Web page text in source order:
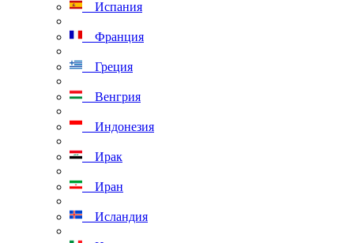
Испания
Франция
Греция
Венгрия
Индонезия
Ирак
Иран
Исландия